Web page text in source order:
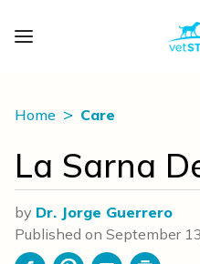
Home Care
La Sarna
by Dr. Jorge Guerrero
Published on September